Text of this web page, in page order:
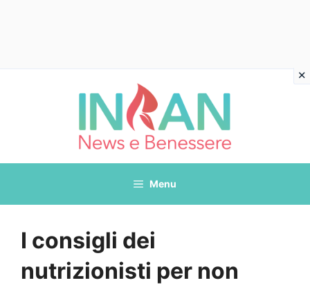
Menu
I consigli dei
nutrizionisti per non